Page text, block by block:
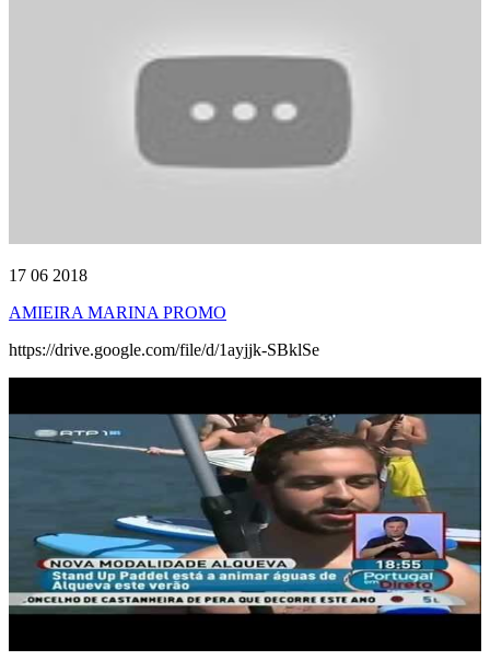
17 06 2018
AMIEIRA MARINA PROMO
https://drive.google.com/file/d/1ayjjk-SBklSe